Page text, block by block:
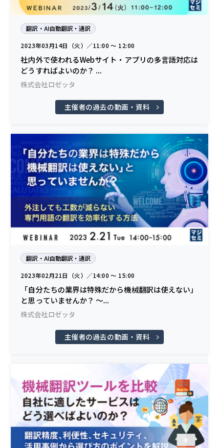
翻訳・AI自動翻訳・通訳
2023年03月14日（火）／11:00 〜 12:00
社内外で使われるWebサイト・アプリの多言語対応は
どうすればよいのか？ ...
株式会社ロゼッタ
主催者の過去の動画・資料
翻訳・AI自動翻訳・通訳
2023年02月21日（火）／14:00 〜 15:00
「自分たちの業界は特殊だから機械翻訳は使えない」
と思っていませんか？ 〜...
株式会社ロゼッタ
主催者の過去の動画・資料